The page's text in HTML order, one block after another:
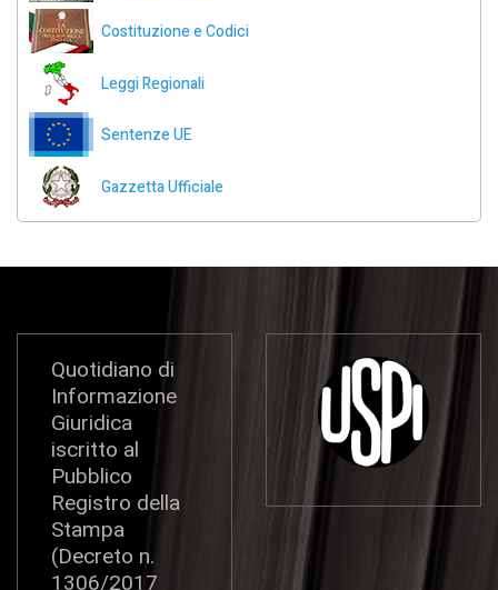
Costituzione e Codici
Leggi Regionali
Sentenze UE
Gazzetta Ufficiale
Quotidiano di
Informazione
Giuridica
iscritto al
Pubblico
Registro della
Stampa
(Decreto n.
1306/2017